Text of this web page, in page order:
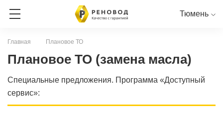
Тюмень
Главная Плановое ТО
Плановое ТО (замена масла)
Специальные предложения. Программа «Доступный
сервис»:
СЕРВИСНАЯ КНИГА ОНЛАЙН
RENAULT PEUGEOT NISSAN CITROEN LADA